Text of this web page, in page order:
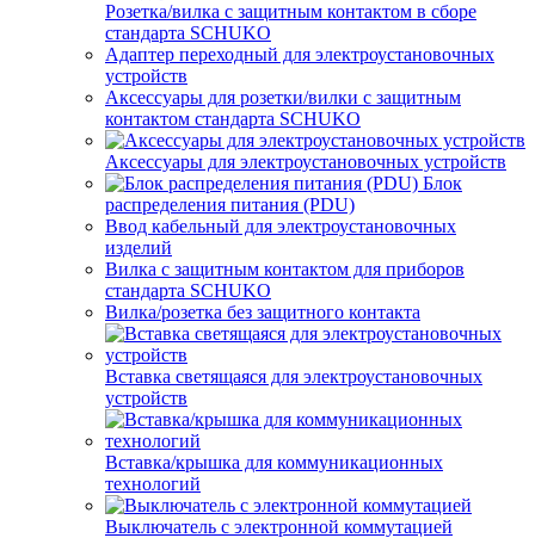
Розетка/вилка с защитным контактом в сборе
стандарта SCHUKO
Адаптер переходный для электроустановочных
устройств
Аксессуары для розетки/вилки с защитным
контактом стандарта SCHUKO
Аксессуары для электроустановочных устройств
Блок
распределения питания (PDU)
Ввод кабельный для электроустановочных
изделий
Вилка с защитным контактом для приборов
стандарта SCHUKO
Вилка/розетка без защитного контакта
Вставка светящаяся для электроустановочных
устройств
Вставка/крышка для коммуникационных
технологий
Выключатель с электронной коммутацией